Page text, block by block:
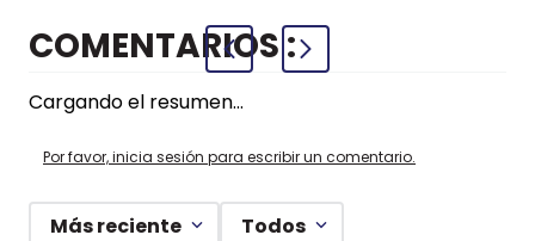
COMENTARIOS
Cargando el resumen…
Por favor, inicia sesión para escribir un comentario.
Más reciente Todos